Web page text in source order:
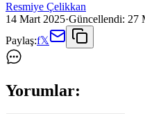
Resmiye Çelikkan
14 Mart 2025·Güncellendi: 27
Paylaş:f𝕏
Yorumlar: